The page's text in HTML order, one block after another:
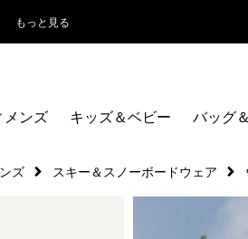
もっと見る
メンズ キッズ＆ベビー バッグ
ズ スキー＆スノーボードウェア